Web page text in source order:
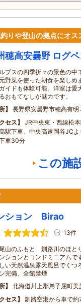
りや登山の拠点にオス
穂高安曇野 ログ
プスの四季折々の景色の中
野菜を使った朝食を楽しめ
イドも体験可能。洋室は愛
おもてなしが魅力です。
長野県安曇野市穂高有明
セス
JR中央東・西線松
駅下車、中央高速岡谷JC
車30分
この施
ション Birao
13件
山のふもと 釧路川のほと
ションとコンドミニアムで
い天然温泉露天風呂でくつ
完備、全館禁煙
北海道川上郡弟子屈町
セス
釧路空港から車で